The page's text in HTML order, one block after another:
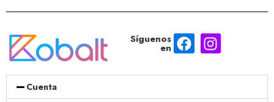
Síguenos
en
Cuenta